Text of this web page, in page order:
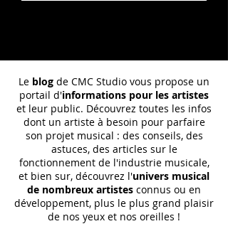
Le blog de CMC Studio vous propose un
portail d'informations pour les artistes
et leur public. Découvrez toutes les infos
dont un artiste à besoin pour parfaire
son projet musical : des conseils, des
astuces, des articles sur le
fonctionnement de l'industrie musicale,
et bien sur, découvrez l'univers musical
de nombreux artistes connus ou en
développement, plus le plus grand plaisir
de nos yeux et nos oreilles !